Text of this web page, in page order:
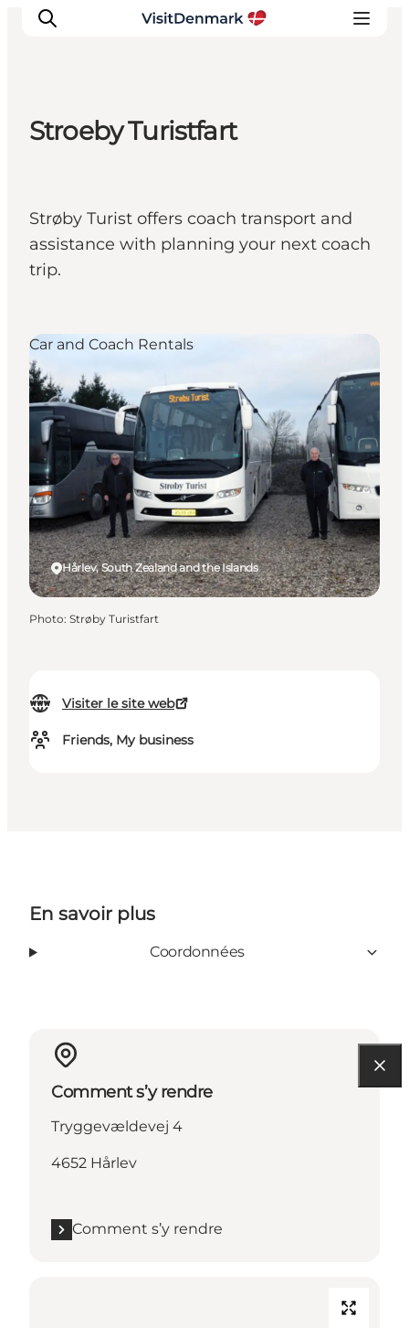
Quoi faire
Hébergements
Planifiez votre voyage
Stroeby Turistfart
Strøby Turist offers coach transport and
assistance with planning your next coach
trip.
Visiter le site web
Friends, My business
Hårlev, South Zealand and the Islands
Car and Coach Rentals
Photo: Strøby Turistfart
En savoir plus
Coordonnées
Comment s’y rendre
Tryggevældevej 4
4652 Hårlev
Comment s’y rendre